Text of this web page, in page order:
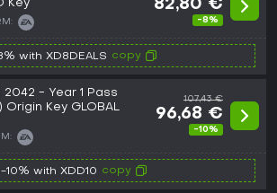
Key
82,80 €
-8%
with XD8DEALS copy
- Year 1 Pass
Origin Key GLOBAL
107,43 €
96,68 €
-10%
-10% with XDD10 copy